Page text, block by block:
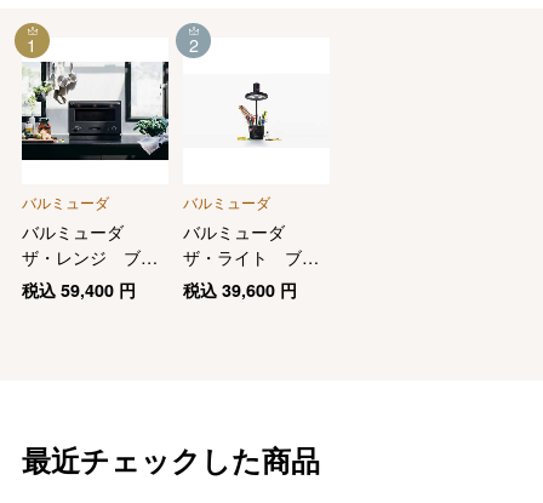
バルミューダ
バルミューダ
ザ・レンジ ブラ
ック
税込 59,400円
1
バルミューダ
バルミューダ
ザ・ライト ブラ
ック
税込39,600 円
2
最近チェックした商品